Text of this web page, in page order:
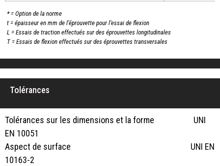
* = Option de la norme
t = épaisseur en mm de l’éprouvette pour l’essai de flexion
L = Essais de traction effectués sur des éprouvettes longitudinales
T = Essais de flexion effectués sur des éprouvettes transversales
Tolérances
Tolérances sur les dimensions et la forme UNI
EN 10051
Aspect de surface UNI EN
10163-2